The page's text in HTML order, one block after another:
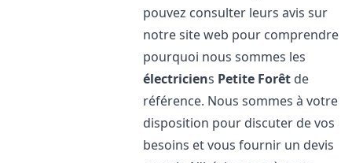
pouvez consulter leurs avis sur
notre site web pour comprendre
pourquoi nous sommes les
électriciens Petite Forêt de
référence. Nous sommes à votre
disposition pour discuter de vos
besoins et vous fournir un devis